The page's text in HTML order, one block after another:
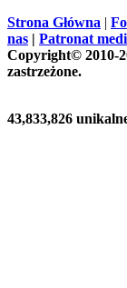
Strona Główna |
nas | Patronat
Copyright© 2010-
zastrzeżone.
43,833,826